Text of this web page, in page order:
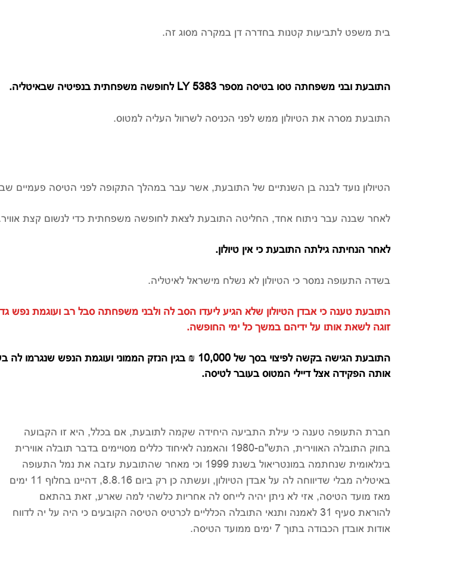
בית משפט לתביעות קטנות בחדרה דן במקרה מסוג זה.
התובעת ובני משפחתה טסו בטיסה מספר 5383 LY לחופשה משפחתית בנפיטיה שבאיטליה.
התובעת מסרה את הטיולון ממש לפני הכניסה לשרוול העליה למטוס.
הטיולון נועד לבנה בן השנתיים של התובעת, אשר עבר במהלך התקופה לפני הטיסה פעמיים
לאחר שבנה עבר ניתוח אחד, החליטה התובעת לצאת לחופשה משפחתית כדי לנשום קצת
לאחר הנחיתה גילתה התובעת כי אין טיולון.
בשדה התעופה נמסר כי הטיולון לא נשלח מישראל לאיטליה.
התובעת טענה כי אבדן הטיולון שלא הגיע ליעדו הסב לה ולבני משפחתה סבל רב ועוגמת נפש
זוגה לשאת אותו על ידיהם במשך כל ימי החופשה.
אותה הפקידה אצל דיילי המטוס בעובר לטיסה.
חברת התעופה טענה כי עילת התביעה היחידה שקמה לתובעת, אם בכלל, היא זו הקבועה
בחוק התובלה האווירית, התש"ם-1980 והאמנה לאיחוד כללים מסויימים בדבר תובלה אווירית
בינלאומית שנחתמה במונטריאול בשנת 1999 וכי מאחר שהתובעת עזבה את נמל התעופה
באיטליה מבלי שדיווחה לה על אבדן הטיולון, ועשתה כן רק ביום 8.8.16, דהיינו בחלוף 11 ימים
מאז מועד הטיסה, אזי לא ניתן יהיה לייחס לה אחריות כלשהי למה שארע, זאת בהתאם
להוראת סעיף 31 לאמנה ותנאי התובלה הכלליים לכרטיס הטיסה הקובעים כי היה על יה לדווח
אודות אובדן הכבודה בתוך 7 ימים ממועד הטיסה.